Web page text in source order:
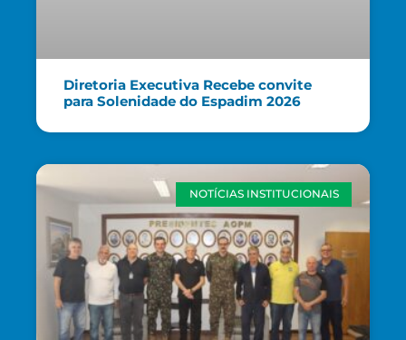
Diretoria Executiva Recebe convite
para Solenidade do Espadim 2026
NOTÍCIAS INSTITUCIONAIS